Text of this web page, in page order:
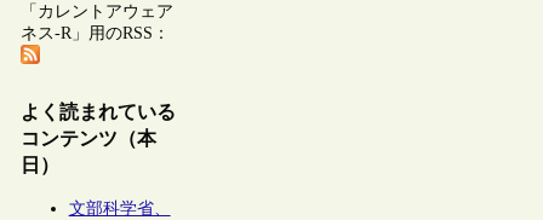
「カレントアウェア
ネス-R」用のRSS：
よく読まれている
コンテンツ（本
日）
文部科学省、